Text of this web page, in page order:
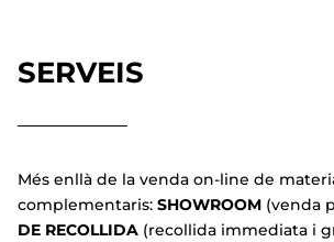
SERVEIS
Més enllà de la venda on-line de
complementaris:SHOWROOM (venda
DE RECOLLIDA (recollida immediata i